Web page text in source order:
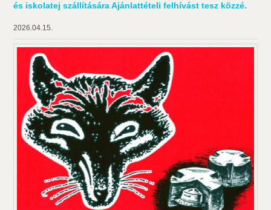
és iskolatej szállítására Ajánlattételi felhívást tesz közzé.
2026.04.15.